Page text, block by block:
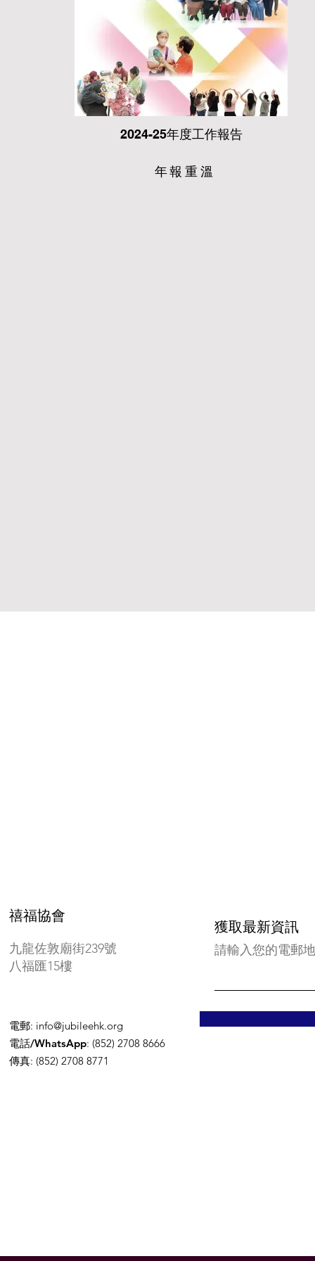
2024-25年度工作報告
年報重溫
禧福協會
九龍佐敦廟街239號
八福匯15樓
電郵: info@jubileehk.org
電話/WhatsApp: (852) 2708 8666
傳真: (852) 2708 8771
獲取最新資訊
請輸入您的電郵